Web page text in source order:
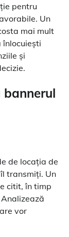
pentru
Un
mai mult
înlocuiești
și
bannerul
de locația de
transmiți. Un
citit, în timp
vor